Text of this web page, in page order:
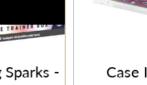
Sparks -
Case